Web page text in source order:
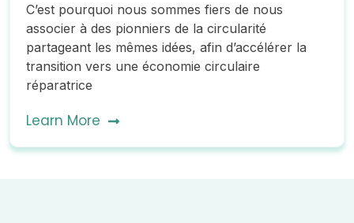
C’est pourquoi nous sommes fiers de nous
associer à des pionniers de la circularité
partageant les mêmes idées, afin d’accélérer la
transition vers une économie circulaire
réparatrice
Learn More